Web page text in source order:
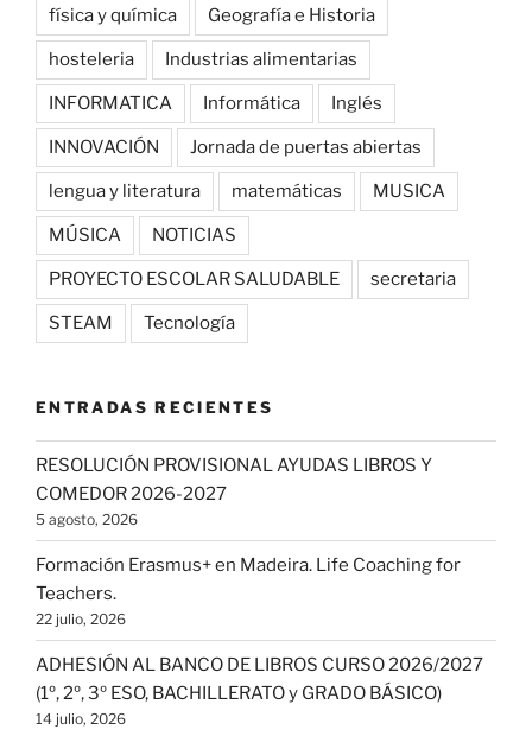
física y química Geografía e Historia
hosteleria Industrias alimentarias
INFORMATICA Informática Inglés
INNOVACIÓN Jornada de puertas abiertas
lengua y literatura matemáticas MUSICA
MÚSICA NOTICIAS
PROYECTO ESCOLAR SALUDABLE secretaria
STEAM Tecnología
ENTRADAS RECIENTES
RESOLUCIÓN PROVISIONAL AYUDAS LIBROS Y
COMEDOR 2026-2027
5 agosto, 2026
Formación Erasmus+ en Madeira. Life Coaching for
Teachers.
22 julio, 2026
ADHESIÓN AL BANCO DE LIBROS CURSO 2026/2027
(1º, 2º, 3º ESO, BACHILLERATO y GRADO BÁSICO)
14 julio, 2026